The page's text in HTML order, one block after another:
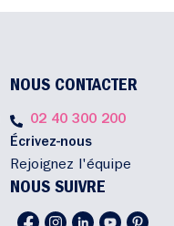
NOUS CONTACTER
02 40 300 200
Écrivez-nous
Rejoignez l'équipe
NOUS SUIVRE